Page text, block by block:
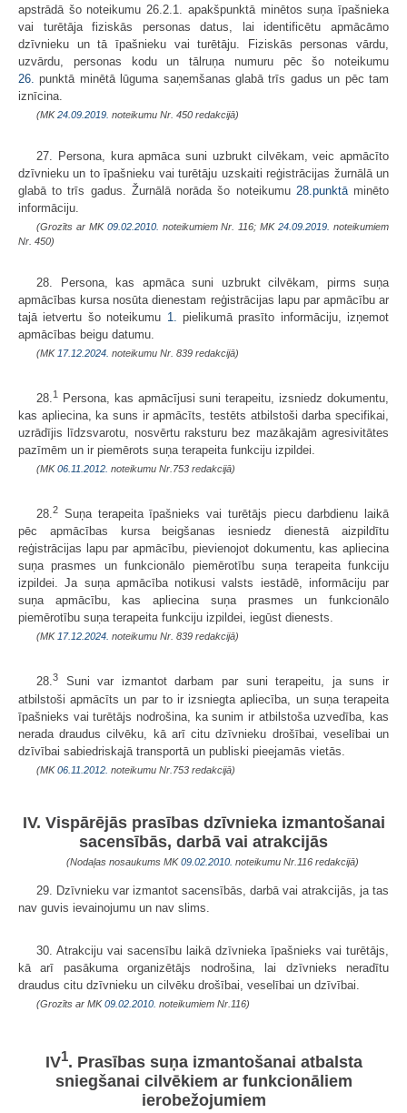
apstrādā šo noteikumu 26.2.1. apakšpunktā minētos suņa īpašnieka
vai turētāja fiziskās personas datus, lai identificētu apmācāmo
dzīvnieku un tā īpašnieku vai turētāju. Fiziskās personas vārdu,
uzvārdu, personas kodu un tālruņa numuru pēc šo noteikumu
26. punktā minētā lūguma saņemšanas glabā trīs gadus un pēc tam
iznīcina.
(MK24.09.2019. noteikumu Nr. 450 redakcijā)
27. Persona, kura apmāca suni uzbrukt cilvēkam, veic apmācīto
dzīvnieku un to īpašnieku vai turētāju uzskaiti reģistrācijas žurnālā un
glabā to trīs gadus. Žurnālā norāda šo noteikumu 28.punktāminēto
informāciju.
(Grozīts ar MK 09.02.2010. noteikumiem Nr. 116; MK24.09.2019. noteikumiem
Nr. 450)
28. Persona, kas apmāca suni uzbrukt cilvēkam, pirms suņa
apmācības kursa nosūta dienestam reģistrācijas lapu par apmācību ar
tajā ietvertu šo noteikumu 1.
pielikumā prasīto informāciju, izņemot
apmācības beigu datumu.
(MK 17.12.2024. noteikumu Nr. 839 redakcijā)
28. 1
Persona, kas apmācījusi suni terapeitu, izsniedz dokumentu,
kas apliecina, ka suns ir apmācīts, testēts atbilstoši darba specifikai,
uzrādījis līdzsvarotu, nosvērtu raksturu bez mazākajām agresivitātes
pazīmēm un ir piemērots suņa terapeita funkciju izpildei.
(MK06.11.2012. noteikumu Nr.753 redakcijā)
28.2 Suņa terapeita īpašnieks vai turētājs piecu darbdienu laikā
pēc apmācības kursa beigšanas iesniedz dienestā aizpildītu
reģistrācijas lapu par apmācību, pievienojot dokumentu, kas apliecina
suņa prasmes un funkcionālo piemērotību suņa terapeita funkciju
izpildei. Ja suņa apmācība notikusi valsts iestādē, informāciju par
suņa apmācību, kas apliecina suņa prasmes un funkcionālo
piemērotību suņa terapeita funkciju izpildei, iegūst dienests.
(MK 17.12.2024. noteikumu Nr. 839 redakcijā)
28.3
Suni var izmantot darbam par suni terapeitu, ja suns ir
atbilstoši apmācīts un par to ir izsniegta apliecība, un suņa terapeita
īpašnieks vai turētājs nodrošina, ka sunim ir atbilstoša uzvedība, kas
nerada draudus cilvēku, kā arī citu dzīvnieku drošībai, veselībai un
dzīvībai sabiedriskajā transportā un publiski pieejamās vietās.
(MK06.11.2012. noteikumu Nr.753 redakcijā)
IV. Vispārējās prasības dzīvnieka izmantošanai
sacensībās, darbā vai atrakcijās
(Nodaļas nosaukums MK09.02.2010. noteikumu Nr.116 redakcijā)
29. Dzīvnieku var izmantot sacensībās, darbā vai atrakcijās, ja tas
nav guvis ievainojumu un nav slims.
30. Atrakciju vai sacensību laikā dzīvnieka īpašnieks vai turētājs,
kā arī pasākuma organizētājs nodrošina, lai dzīvnieks neradītu
draudus citu dzīvnieku un cilvēku drošībai, veselībai un dzīvībai.
(Grozīts ar MK09.02.2010. noteikumiem Nr.116)
IV1. Prasības suņa izmantošanai atbalsta
sniegšanai cilvēkiem ar funkcionāliem
ierobežojumiem